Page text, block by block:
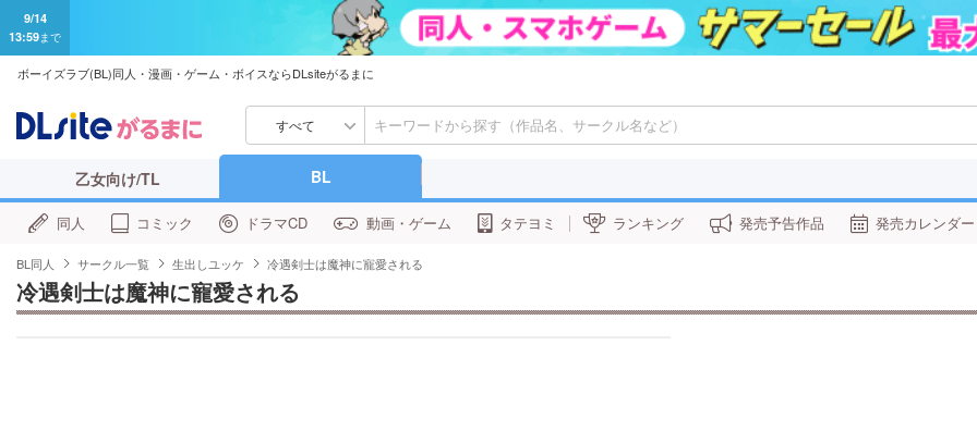
9/14
13:59まで
ボーイズラブ(BL)同人・漫画・ゲーム・ボイスならDLsiteがるまに
すべて
乙女向け/TL BL
同人 コミック ドラマCD 動画・ゲーム タテヨミ ランキング 発売予告作品 発売カレンダー
BL同人 サークル一覧 生出しユッケ 冷遇剣士は魔神に寵愛される
冷遇剣士は魔神に寵愛される